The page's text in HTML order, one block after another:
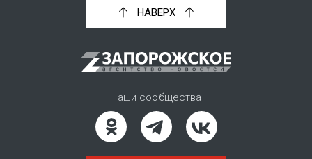
НАВЕРХ
Наши сообщества